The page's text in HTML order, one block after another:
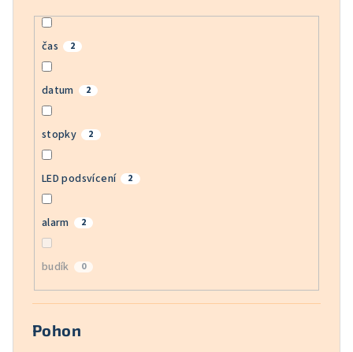
čas 2
datum 2
stopky 2
LED podsvícení 2
alarm 2
budík 0
Pohon